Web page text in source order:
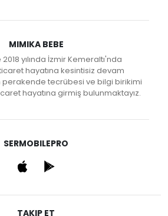
MIMIKA BEBE
yılında İzmir Kemeraltı'nda
ticaret hayatına kesintisiz devam
perakende tecrübesi ve bilgi birikimi
hayatına girmiş bulunmaktayız.
SERMOBILEPRO
TAKIP ET